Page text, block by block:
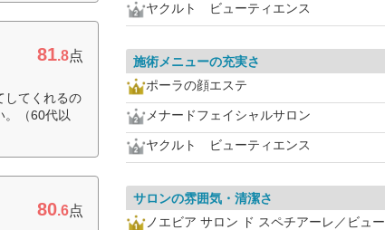
81.8点
してくれるの
。（60代以
80.6点
ヤクルト ビューティエンス
施術メニューの充実さ
ポーラの顔エステ
メナードフェイシャルサロン
ヤクルト ビューティエンス
サロンの雰囲気・清潔さ
ノエビア サロン ド スペチアーレ／ビュー